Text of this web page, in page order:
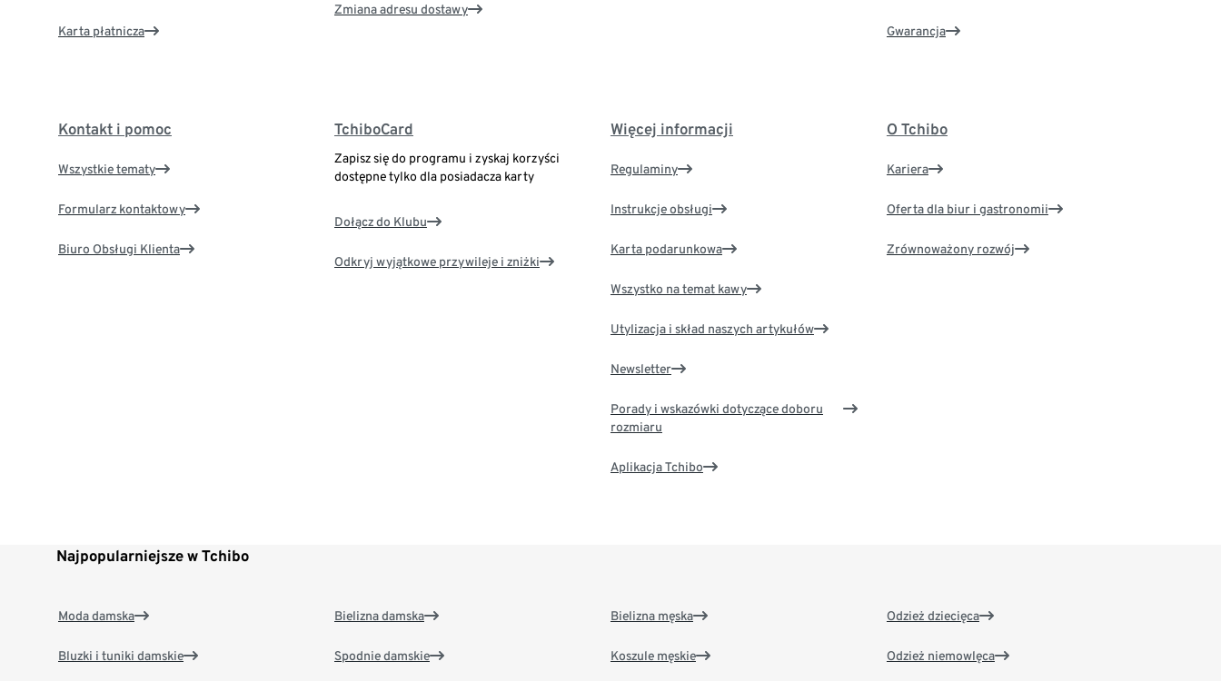
Karta płatnicza
Zmiana adresu dostawy
Gwarancja
Kontakt i pomoc
Wszystkie tematy
Formularz kontaktowy
Biuro Obsługi Klienta
TchiboCard
Zapisz się do programu i zyskaj korzyści
dostępne tylko dla posiadacza karty
Dołącz do Klubu
Odkryj wyjątkowe przywileje i zniżki
Więcej informacji
Regulaminy
Instrukcje obsługi
Karta podarunkowa
Wszystko na temat kawy
Utylizacja i skład naszych artykułów
Newsletter
Porady i wskazówki dotyczące doboru
rozmiaru
Aplikacja Tchibo
O Tchibo
Kariera
Oferta dla biur i gastronomii
Zrównoważony rozwój
Najpopularniejsze w Tchibo
Moda damska
Bluzki i tuniki damskie
Bielizna damska
Spodnie damskie
Bielizna męska
Koszule męskie
Odzież dziecięca
Odzież niemowlęca